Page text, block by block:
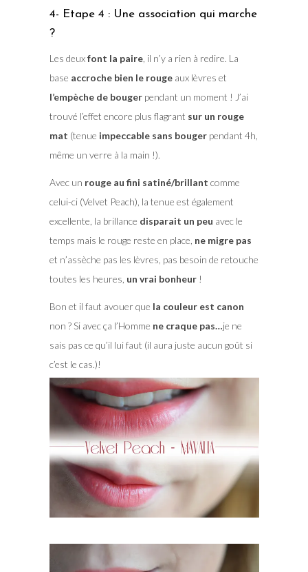
4- Etape 4 : Une association qui marche
?
Les deuxfont la paire, il n’y a rien à redire. La
base accroche bien le rougeaux lèvres et
l’empèche de bougerpendant un moment ! J’ai
trouvé l’effet encore plus flagrant sur un rouge
mat (tenue impeccable sans bougerpendant 4h,
même un verre à la main !).
Avec un rouge au fini satiné/brillant comme
celui-ci (Velvet Peach), la tenue est également
excellente, la brillance disparait un peu avec le
temps mais le rouge reste en place, ne migre pas
et n’assèche pas les lèvres, pas besoin de retouche
toutes les heures, un vrai bonheur!
Bon et il faut avouer que la couleur est canon
non ? Si avec ça l’Homme ne craque pas…je ne
sais pas ce qu’il lui faut (il aura juste aucun goût si
c’est le cas.)!